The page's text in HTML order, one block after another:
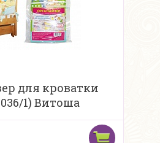
для кроватки
1) Витоша